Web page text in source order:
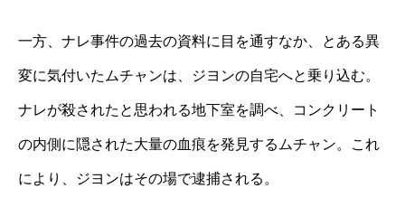
一方、ナレ事件の過去の資料に目を通すなか、とある異
変に気付いたムチャンは、ジヨンの自宅へと乗り込む。
ナレが殺されたと思われる地下室を調べ、コンクリート
の内側に隠された大量の血痕を発見するムチャン。これ
により、ジヨンはその場で逮捕される。